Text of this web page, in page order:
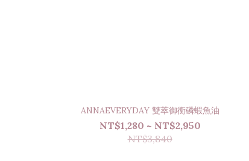
ANNAEVERYDAY 雙萃御衡磷蝦魚油
NT$1,280 ~ NT$2,950
NT$3,840